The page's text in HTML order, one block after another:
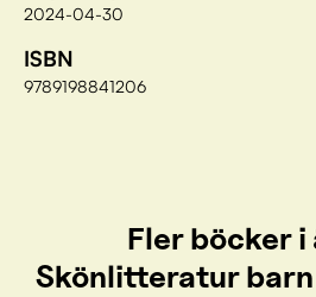
2024-04-30
ISBN
9789198841206
Fler böcker i
Skönlitteratur